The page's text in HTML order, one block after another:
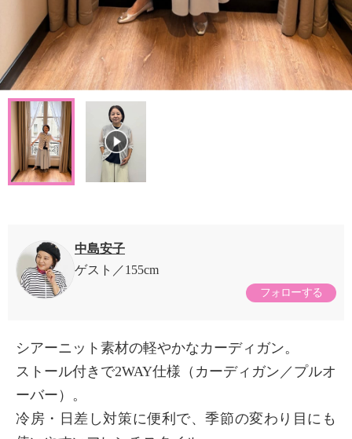
中島安子
ゲスト
155cm
フォローする
シアーニット素材の軽やかなカーディガン。
ストール付きで2WAY仕様（カーディガン／プルオ
ーバー）。
冷房・日差し対策に便利で、季節の変わり目にも